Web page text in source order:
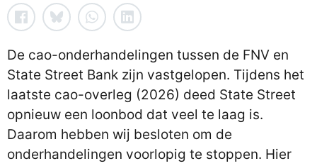
De cao-onderhandelingen tussen de FNV en
State Street Bank zijn vastgelopen. Tijdens het
laatste cao-overleg (2026) deed State Street
opnieuw een loonbod dat veel te laag is.
Daarom hebben wij besloten om de
onderhandelingen voorlopig te stoppen. Hier